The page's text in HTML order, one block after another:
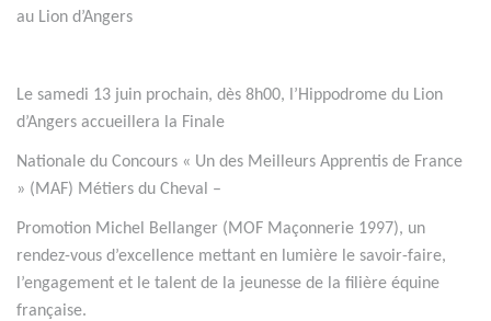
au Lion d’Angers
Le samedi 13 juin prochain, dès 8h00, l’Hippodrome du Lion
d’Angers accueillera la Finale
Nationale du Concours « Un des Meilleurs Apprentis de France
» (MAF) Métiers du Cheval –
Promotion Michel Bellanger (MOF Maçonnerie 1997), un
rendez-vous d’excellence mettant en lumière le savoir-faire,
l’engagement et le talent de la jeunesse de la filière équine
française.